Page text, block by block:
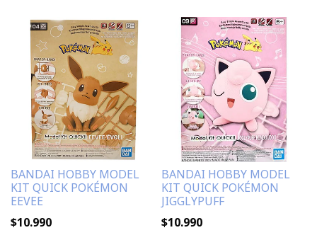
BANDAI HOBBY MODEL
KIT QUICK POKÉMON
EEVEE
$10.990
BANDAI HOBBY MODEL
KIT QUICK POKÉMON
JIGGLYPUFF
$10.990